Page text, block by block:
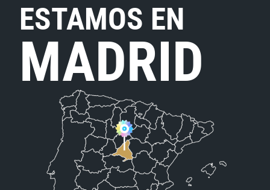
ESTAMOS EN
MADRID